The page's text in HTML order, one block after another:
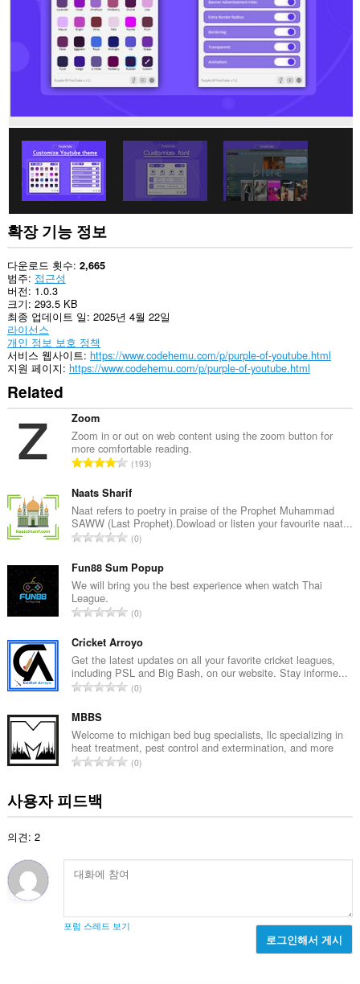
할
이
확
장
기
능
은
탭
및
탐
색
활
동
에
액
세
스
확장 기능 정보
다운로드 횟수 2,665
범주 접근성
버전 1.0.3
크기 293.5 KB
최종 업데이트 일 2025년 4월 22일
라이선스
개인 정보 보호 정책
서비스 웹사이트 https://www.codehemu.com/p/purple-of-youtube.html
지원 페이지 https://www.codehemu.com/p/purple-of-youtube.html
Related
Zoom
Zoom in or out on web content using the zoom button for
more comfortable reading.
총
급
수
:
193
Naats Sharif
Naat refers to poetry in praise of the Prophet Muhammad
SAWW (Last Prophet).Dowload or listen your favourite naat...
총
급
수
0
Fun88 Sum Popup
We will bring you the best experience when watch Thai
League.
총
급
수
:
0
Cricket Arroyo
Get the latest updates on all your favorite cricket leagues,
including PSL and Big Bash, on our website. Stay informe...
총
수
:
0
MBBS
Welcome to michigan bed bug specialists, llc specializing in
heat treatment, pest control and extermination, and more
총
0
사용자 피드백
의견: 2
포럼 스레드 보기
로그인해서 게시